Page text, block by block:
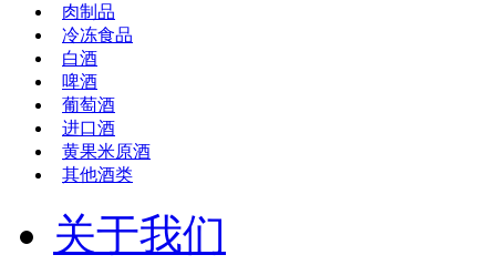
肉制品
冷冻食品
白酒
啤酒
葡萄酒
进口酒
黄果米原酒
其他酒类
关于我们